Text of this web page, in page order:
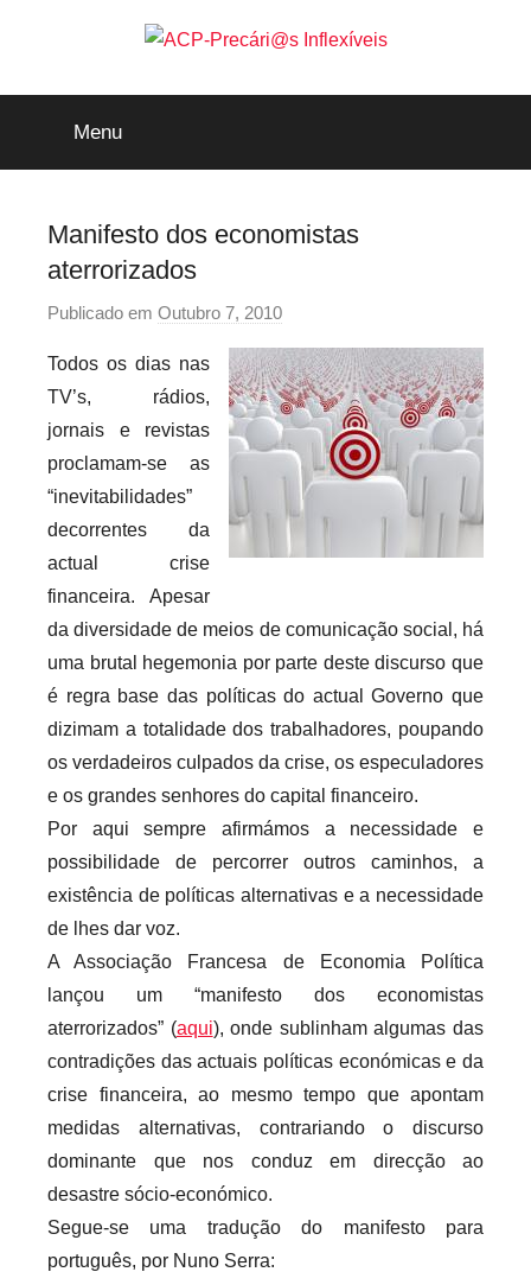
ACP-
Precári@s
Inflexíveis
Menu
Manifesto dos economistas
aterrorizados
Publicado em Outubro 7, 2010
o
r
p
r
a
r
o
e
x
i
v
i
Todos os dias nas
TV’s, rádios,
jornais e revistas
proclamam-se as
“inevitabilidades”
decorrentes da
actual crise
financeira. Apesar
da diversidade de meios de comunicação social, há
uma brutal hegemonia por parte deste discurso que
é regra base das políticas do actual Governo que
dizimam a totalidade dos trabalhadores, poupando
os verdadeiros culpados da crise, os especuladores
e os grandes senhores do capital financeiro.
Por aqui sempre afirmámos a necessidade e
possibilidade de percorrer outros caminhos, a
existência de políticas alternativas e a necessidade
de lhes dar voz.
A Associação Francesa de Economia Política
lançou um “manifesto dos economistas
aterrorizados” (aqui), onde sublinham algumas das
contradições das actuais políticas económicas e da
crise financeira, ao mesmo tempo que apontam
medidas alternativas, contrariando o discurso
dominante que nos conduz em direcção ao
desastre sócio-económico.
Segue-se uma tradução do manifesto para
português, por Nuno Serra: